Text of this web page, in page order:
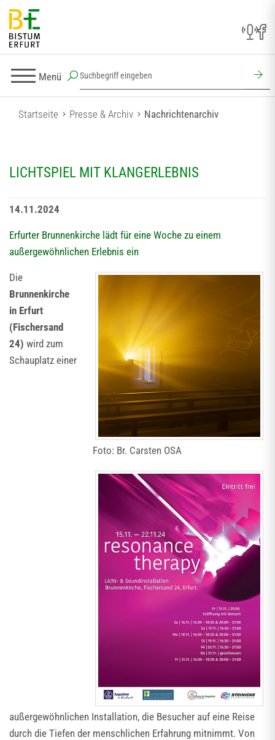
Menü
Startseite Presse & Archiv Nachrichtenarchiv
LICHTSPIEL MIT KLANGERLEBNIS
14.11.2024
Erfurter Brunnenkirche lädt für eine Woche zu einem
außergewöhnlichen Erlebnis ein
Foto: Br. Carsten OSA
Die
Brunnenkirche
in Erfurt
(Fischersand
24) wird zum
Schauplatz einer
außergewöhnlichen Installation, die Besucher auf eine Reise
durch die Tiefen der menschlichen Erfahrung mitnimmt. Von